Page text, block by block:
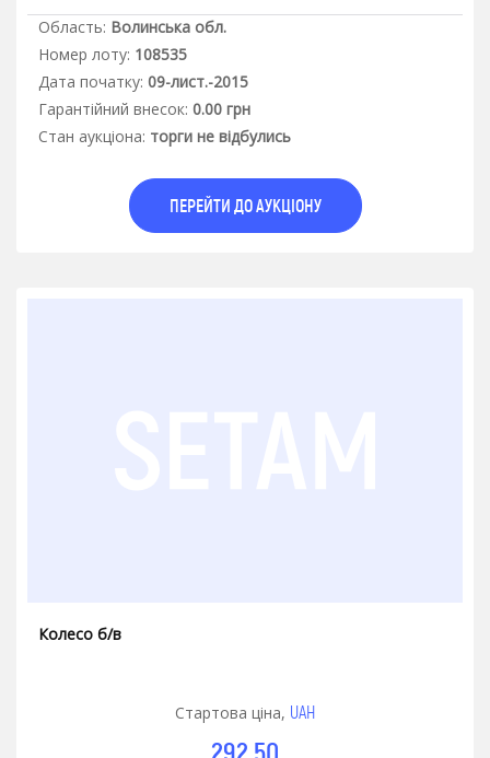
Область: Волинська обл.
Номер лоту: 108535
Дата початку: 09-лист.-2015
Гарантiйний внесок: 0.00 грн
Стан аукцiона: торги не відбулись
ПЕРЕЙТИ ДО АУКЦІОНУ
Колесо б/в
Стартова ціна, UAH